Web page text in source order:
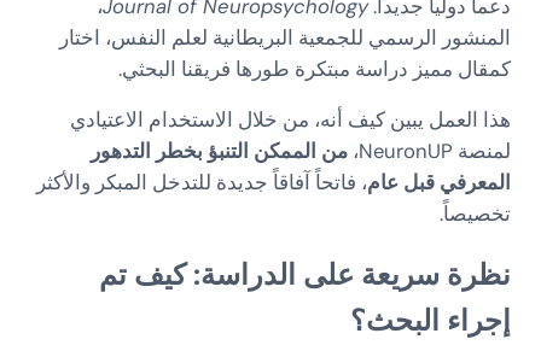
دعماً دولياً جديداً.Journal of Neuropsychology،
المنشور الرسمي للجمعية البريطانية لعلم النفس، اختار
كمقال مميز دراسة مبتكرة طورها فريقنا البحثي.
هذا العمل يبين كيف أنه، من خلال الاستخدام الاعتيادي
لمنصة NeuronUP،
من الممكن التنبؤ بخطر التدهور
المعرفي قبل عام، فاتحاً آفاقاً جديدة للتدخل المبكر والأكثر
تخصيصاً.
نظرة سريعة على الدراسة: كيف تم
إجراء البحث؟